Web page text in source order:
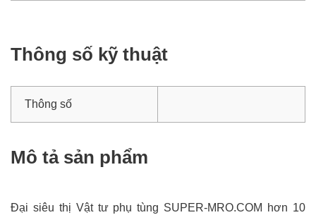
Thông số kỹ thuật
Thông số
Mô tả sản phẩm
Đại siêu thị Vật tư phụ tùng SUPER-MRO.COM hơn 10